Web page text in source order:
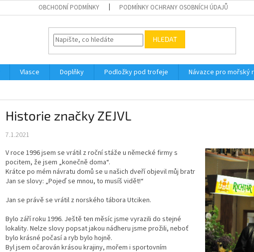
OBCHODNÍ PODMÍNKY PODMÍNKY OCHRANY OSOBNÍCH ÚDAJŮ
HLEDAT
Vlasce Doplňky Podložky pod trofeje Návazce pro mořský
Historie značky ZEJVL
7.1.2021
V roce 1996 jsem se vrátil z roční stáže u německé firmy s
pocitem, že jsem „konečně doma“.
Krátce po mém návratu domů se u našich dveří objevil můj bratr
Jan se slovy: „Pojeď se mnou, to musíš vidět!“
Jan se právě se vrátil z norského tábora Utciken.
Bylo září roku 1996. Ještě ten měsíc jsme vyrazili do stejné
lokality. Nelze slovy popsat jakou nádheru jsme prožili, neboť
bylo krásné počasí a ryb bylo hojně.
Byl jsem očarován krásou krajiny, mořem i sportovním